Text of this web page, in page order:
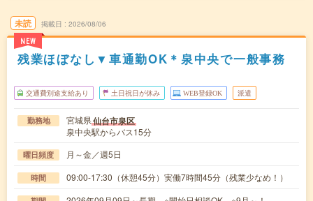
未読
NEW
掲載日 2026/08/06
残業ほぼなし▼車通勤OK＊泉中央で一般事務
交通費別途支給あり 土日祝日が休み WEB登録OK 派遣
勤務地 宮城県仙台市泉区
泉中央駅からバス15分
曜日頻度 月～金／週5日
時間 09:00-17:30（休憩45分）実働7時間45分（残業少なめ！）